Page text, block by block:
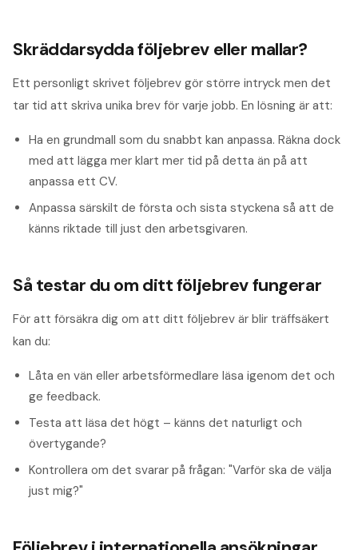
Skräddarsydda följebrev eller mallar?
Ett personligt skrivet följebrev gör större intryck men det
tar tid att skriva unika brev för varje jobb. En lösning är att:
Ha en grundmall som du snabbt kan anpassa. Räkna dock
med att lägga mer klart mer tid på detta än på att
anpassa ett CV.
Anpassa särskilt de första och sista styckena så att de
känns riktade till just den arbetsgivaren.
Så testar du om ditt följebrev fungerar
För att försäkra dig om att ditt följebrev är blir träffsäkert
kan du:
Låta en vän eller arbetsförmedlare läsa igenom det och
ge feedback.
Testa att läsa det högt – känns det naturligt och
övertygande?
Kontrollera om det svarar på frågan: "Varför ska de välja
just mig?"